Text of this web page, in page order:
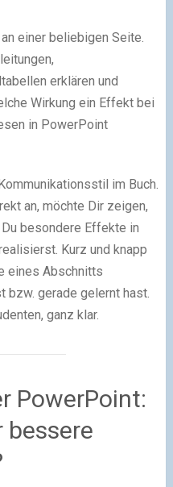
einer beliebigen Seite.
erklären und
Wirkung ein Effekt bei
in PowerPoint
im Buch.
an, möchte Dir zeigen,
besondere Effekte in
Kurz und knapp
eines Abschnitts
bzw. gerade gelernt hast.
ganz klar.
PowerPoint:
bessere